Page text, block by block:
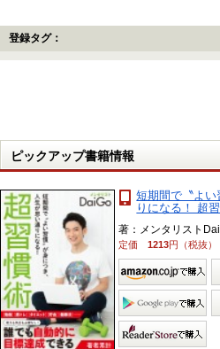
登録タグ：
ピックアップ書籍情報
短期間で〝よ
りになる！ 超
著：メンタリスト
定価1213円（税抜）